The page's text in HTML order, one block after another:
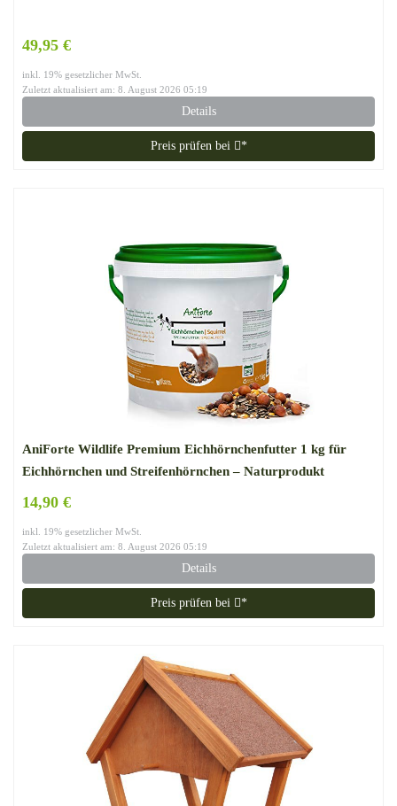
49,95 €
inkl. 19% gesetzlicher MwSt.
Zuletzt aktualisiert am: 8. August 2026 05:19
Details
Preis prüfen bei *
AniForte Wildlife Premium Eichhörnchenfutter 1 kg für
Eichhörnchen und Streifenhörnchen – Naturprodukt
Fütterung – Unsere Spezial Futtermischung
14,90 €
inkl. 19% gesetzlicher MwSt.
Zuletzt aktualisiert am: 8. August 2026 05:19
Details
Preis prüfen bei *